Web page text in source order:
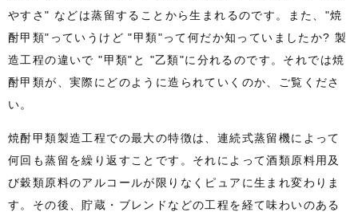
やすさ" などは蒸留することから生まれるのです。また、"焼
酎甲類"っていうけど "甲類"って何だか知っていましたか? 製
造工程の違いで "甲類"と "乙類"に分れるのです。それでは焼
酎甲類が、実際にどのように造られていくのか、ご覧くださ
い。
焼酎甲類製造工程での最大の特徴は、連続式蒸留機によって
何回も蒸留を繰り返すことです。それによって酒類原料用及
び穀類原料のアルコールが限りなくピュアに生まれ変わりま
す。その後、貯蔵・ブレンドなどの工程を経て味わいのある